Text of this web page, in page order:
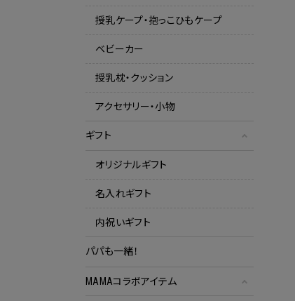
授乳ケープ・抱っこひもケープ
ベビーカー
授乳枕・クッション
アクセサリー・小物
ギフト
オリジナルギフト
名入れギフト
内祝いギフト
パパも一緒！
MAMAコラボアイテム